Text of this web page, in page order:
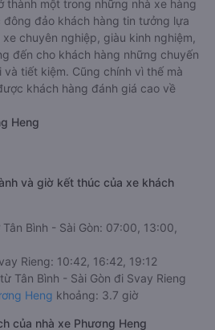
thành một trong những nhà xe hàng
đông đảo khách hàng tin tưởng lựa
chuyên nghiệp, giàu kinh nghiệm,
đến cho khách hàng những chuyến
và tiết kiệm. Cũng chính vì thế mà
khách hàng đánh giá cao về
Heng